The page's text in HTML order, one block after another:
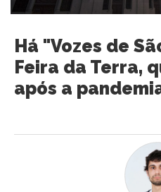
Há "Vozes de
Feira da Terra,
após a